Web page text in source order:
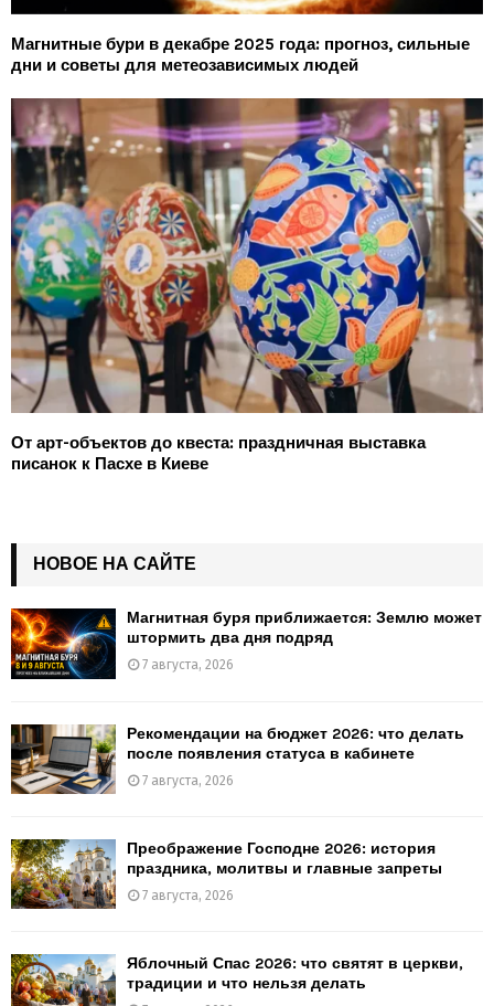
Магнитные бури в декабре 2025 года: прогноз, сильные
дни и советы для метеозависимых людей
От арт-объектов до квеста: праздничная выставка
писанок к Пасхе в Киеве
НОВОЕ НА САЙТЕ
Магнитная буря приближается: Землю может
штормить два дня подряд
7 августа, 2026
Рекомендации на бюджет 2026: что делать
после появления статуса в кабинете
7 августа, 2026
Преображение Господне 2026: история
праздника, молитвы и главные запреты
7 августа, 2026
Яблочный Спас 2026: что святят в церкви,
традиции и что нельзя делать